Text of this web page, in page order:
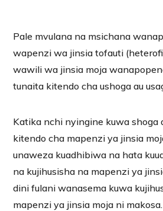
Pale mvulana na msichana
wapenzi wa jinsia tofauti
wawili wa jinsia moja
tunaita kitendo cha ushoga au
Katika nchi nyingine kuwa shoga
kitendo cha mapenzi ya jinsia
unaweza kuadhibiwa na hata
na kujihusisha na mapenzi ya
dini fulani wanasema kuwa
mapenzi ya jinsia moja ni makosa.